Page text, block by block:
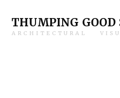
THUMPING GOOD
A R C H I T E C T U R A L        V I S